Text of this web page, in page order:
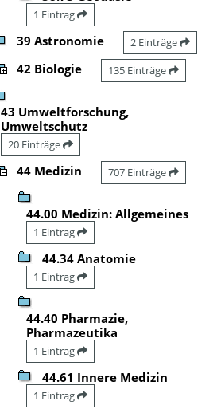
1 Eintrag
39 Astronomie 2 Einträge
42 Biologie 135 Einträge
43 Umweltforschung,
Umweltschutz
20 Einträge
44 Medizin 707 Einträge
44.00 Medizin: Allgemeines
1 Eintrag
44.34 Anatomie
1 Eintrag
44.40 Pharmazie,
Pharmazeutika
1 Eintrag
44.61 Innere Medizin
1 Eintrag